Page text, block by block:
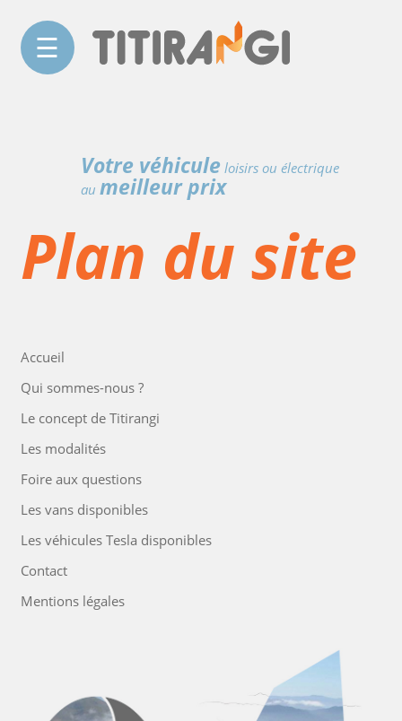
☰
Votre véhicule loisirs ou électrique
au meilleur prix
Plan du site
Accueil
Qui sommes-nous ?
Le concept de Titirangi
Les modalités
Foire aux questions
Les vans disponibles
Les véhicules Tesla disponibles
Contact
Mentions légales